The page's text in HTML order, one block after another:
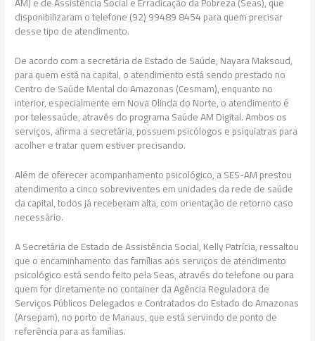
disponibilizaram o telefone (92) 99489 8454 para quem precisar
desse tipo de atendimento.
De acordo com a secretária de Estado de Saúde, Nayara Maksoud,
para quem está na capital, o atendimento está sendo prestado no
Centro de Saúde Mental do Amazonas (Cesmam), enquanto no
interior, especialmente em Nova Olinda do Norte, o atendimento é
por telessaúde, através do programa Saúde AM Digital. Ambos os
serviços, afirma a secretária, possuem psicólogos e psiquiatras para
acolher e tratar quem estiver precisando.
Além de oferecer acompanhamento psicológico, a SES-AM prestou
atendimento a cinco sobreviventes em unidades da rede de saúde
da capital, todos já receberam alta, com orientação de retorno caso
necessário.
A Secretária de Estado de Assistência Social, Kelly Patrícia, ressaltou
que o encaminhamento das famílias aos serviços de atendimento
psicológico está sendo feito pela Seas, através do telefone ou para
quem for diretamente no container da Agência Reguladora de
Serviços Públicos Delegados e Contratados do Estado do Amazonas
(Arsepam), no porto de Manaus, que está servindo de ponto de
referência para as famílias.